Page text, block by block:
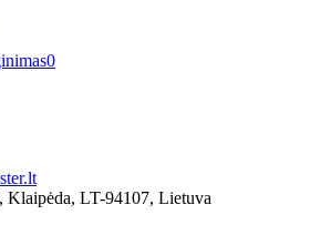
0
Klaipėda, LT-94107, Lietuva